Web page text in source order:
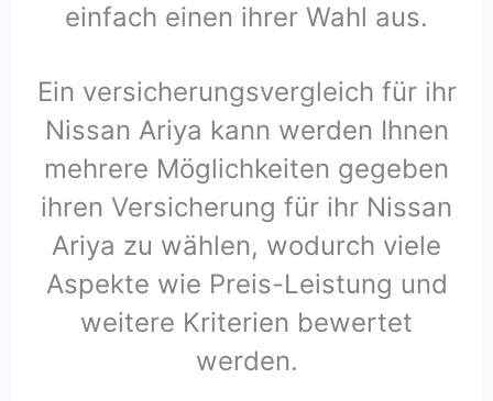
einfach einen ihrer Wahl aus.
Ein versicherungsvergleich für ihr
Nissan Ariya kann werden Ihnen
mehrere Möglichkeiten gegeben
ihren Versicherung für ihr Nissan
Ariya zu wählen, wodurch viele
Aspekte wie Preis-Leistung und
weitere Kriterien bewertet
werden.